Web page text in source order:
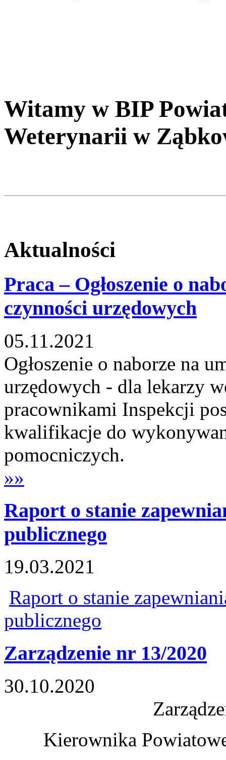
Witamy w BIP
Weterynarii w
Aktualności
Praca – Ogłoszenie o
czynności urzędowych
05.11.2021
Ogłoszenie o naborze na
urzędowych - dla lekarzy
pracownikami Inspekcji
kwalifikacje do
pomocniczych.
»»
Raport o stanie
publicznego
19.03.2021
Raport o stanie
publicznego
Zarządzenie nr 13/2020
30.10.2020
Kierownika